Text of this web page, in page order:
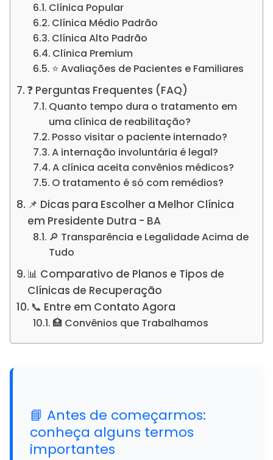
Clínica Popular
Clínica Médio Padrão
Clínica Alto Padrão
Clínica Premium
⭐ Avaliações de Pacientes e Familiares
❓ Perguntas Frequentes (FAQ)
Quanto tempo dura o tratamento em
uma clínica de reabilitação?
Posso visitar o paciente internado?
A internação involuntária é legal?
A clínica aceita convênios médicos?
O tratamento é só com remédios?
📌 Dicas para Escolher a Melhor Clínica
em Presidente Dutra - BA
🔎 Transparência e Legalidade Acima de
Tudo
📊 Comparativo de Planos e Tipos de
Clínicas de Recuperação
📞 Entre em Contato Agora
🏥 Convênios que Trabalhamos
📘 Antes de começarmos:
conheça alguns termos
importantes